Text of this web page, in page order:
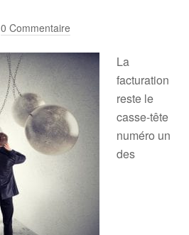
0 Commentaire
La
facturation
reste le
casse-tête
numéro un
des